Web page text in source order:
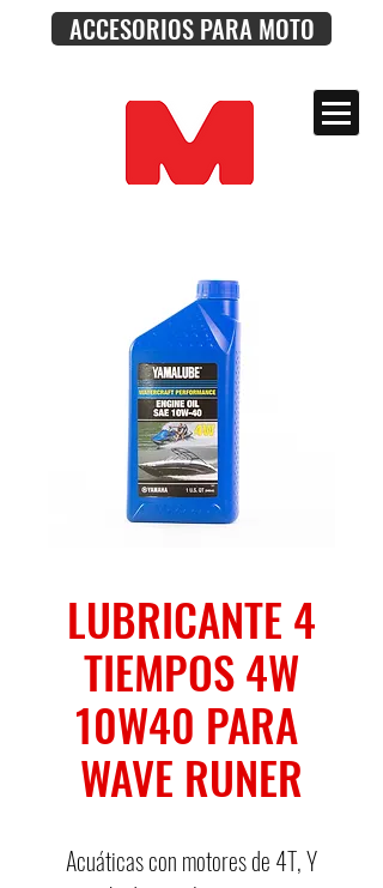
ACCESORIOS PARA MOTO
LUBRICANTE 4
TIEMPOS 4W
10W40 PARA ​
WAVE RUNER​
Acuáticas con motores de 4T, Y